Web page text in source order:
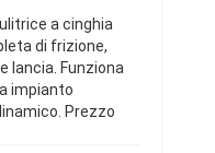
a cinghia
di frizione,
lancia. Funziona
impianto
Prezzo